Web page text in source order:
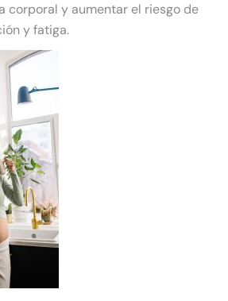
corporal y aumentar el riesgo de
y fatiga.